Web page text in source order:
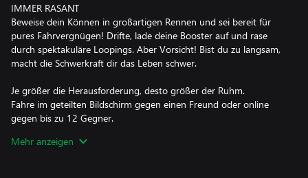
IMMER RASANT
Beweise dein Können in großartigen Rennen und sei bereit für
pures Fahrvergnügen! Drifte, lade deine Booster auf und rase
durch spektakuläre Loopings. Aber Vorsicht! Bist du zu langsam,
macht die Schwerkraft dir das Leben schwer.
Je größer die Herausforderung, desto größer der Ruhm.
Fahre im geteilten Bildschirm gegen einen Freund oder online
gegen bis zu 12 Gegner.
FORME DEINE STRECKE
Mehr anzeigen